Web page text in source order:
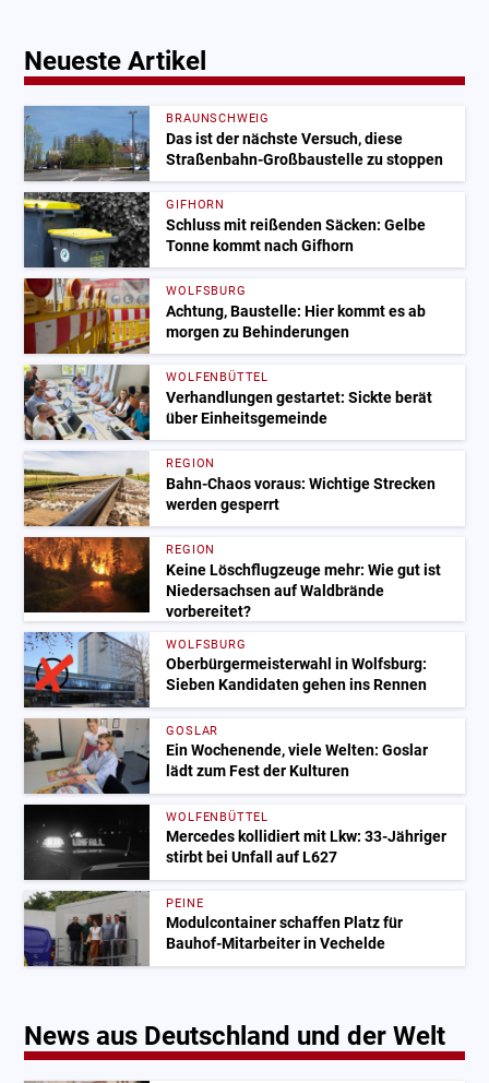
Neueste Artikel
BRAUNSCHWEIG
Das ist der nächste Versuch, diese
Straßenbahn-Großbaustelle zu stoppen
GIFHORN
Schluss mit reißenden Säcken: Gelbe
Tonne kommt nach Gifhorn
WOLFSBURG
Achtung, Baustelle: Hier kommt es ab
morgen zu Behinderungen
WOLFENBÜTTEL
Verhandlungen gestartet: Sickte berät
über Einheitsgemeinde
REGION
Bahn-Chaos voraus: Wichtige Strecken
werden gesperrt
REGION
Keine Löschflugzeuge mehr: Wie gut ist
Niedersachsen auf Waldbrände
vorbereitet?
WOLFSBURG
Oberbürgermeisterwahl in Wolfsburg:
Sieben Kandidaten gehen ins Rennen
GOSLAR
Ein Wochenende, viele Welten: Goslar
lädt zum Fest der Kulturen
WOLFENBÜTTEL
Mercedes kollidiert mit Lkw: 33-Jähriger
stirbt bei Unfall auf L627
PEINE
Modulcontainer schaffen Platz für
Bauhof-Mitarbeiter in Vechelde
News aus Deutschland und der Welt